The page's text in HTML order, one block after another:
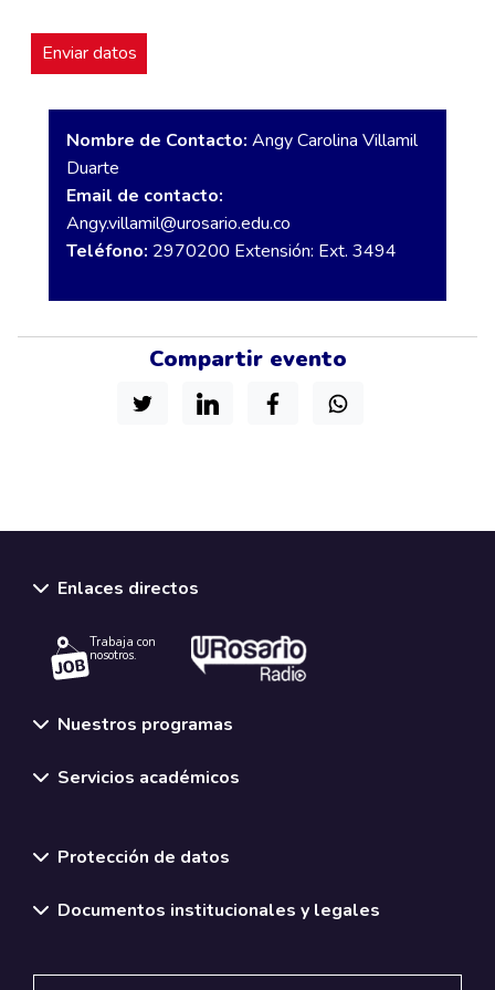
Nombre de Contacto: Angy Carolina Villamil
Duarte
Email de contacto:
Angy.villamil@urosario.edu.co
Teléfono: 2970200 Extensión: Ext. 3494
Compartir evento
Enlaces directos
Trabaja con
nosotros.
Nuestros programas
Servicios académicos
Protección de datos
Documentos institucionales y legales